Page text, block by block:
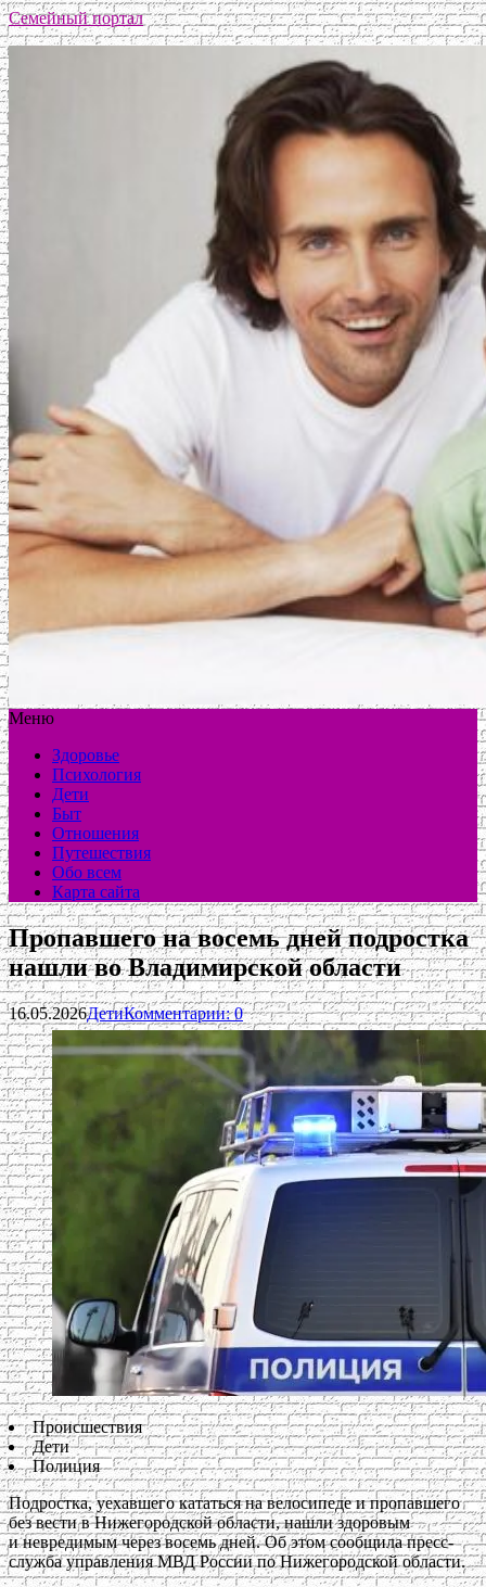
Семейный портал
Меню
Здоровье
Психология
Дети
Быт
Отношения
Путешествия
Обо всем
Карта сайта
Пропавшего на восемь дней подростка
нашли во Владимирской области
16.05.2026ДетиКомментарии: 0
Происшествия
Дети
Полиция
Подростка, уехавшего кататься на велосипеде и пропавшего
без вести в Нижегородской области, нашли здоровым
и невредимым через восемь дней. Об этом сообщила пресс-
служба управления МВД России по Нижегородской области.